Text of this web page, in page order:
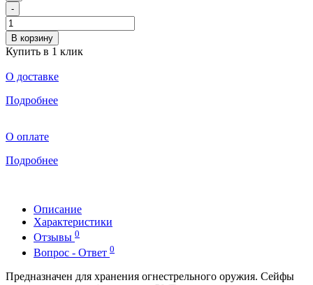
-
В корзину
Купить в 1 клик
О доставке
Подробнее
О оплате
Подробнее
Описание
Характеристики
Отзывы 0
Вопрос - Ответ 0
Предназначен для хранения огнестрельного оружия. Сейфы